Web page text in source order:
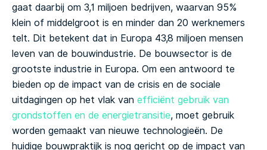
gaat daarbij om 3,1 miljoen bedrijven, waarvan 95%
klein of middelgroot is en minder dan 20 werknemers
telt. Dit betekent dat in Europa 43,8 miljoen mensen
leven van de bouwindustrie. De bouwsector is de
grootste industrie in Europa. Om een antwoord te
bieden op de impact van de crisis en de sociale
uitdagingen op het vlak van efficiënt gebruik van
grondstoffen en de energietransitie, moet gebruik
worden gemaakt van nieuwe technologieën. De
huidige bouwpraktijk is nog gericht op de impact van